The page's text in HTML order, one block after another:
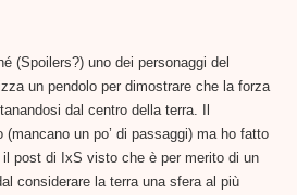
(Spoilers?) uno dei personaggi del
un pendolo per dimostrare che la forza
dal centro della terra. Il
un po’ di passaggi) ma ho fatto
il post di IxS visto che è per merito di un
considerare la terra una sfera al più